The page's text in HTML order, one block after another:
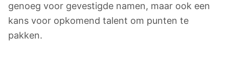
genoeg voor gevestigde namen, maar ook een
kans voor opkomend talent om punten te
pakken.